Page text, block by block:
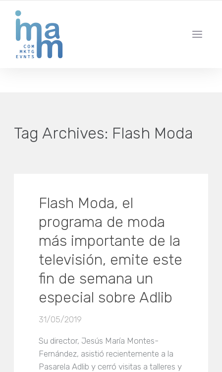
IBIZA · MADRID · BARCELONA
Tag Archives: Flash Moda
Flash Moda, el
programa de moda
más importante de la
televisión, emite este
fin de semana un
especial sobre Adlib
31/05/2019
Su director, Jesús María Montes-
Fernández, asistió recientemente a la
Pasarela Adlib y cerró visitas a talleres y